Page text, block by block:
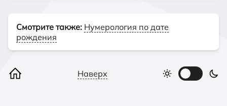
Смотрите также: Нумерология по дате
рождения
Наверх